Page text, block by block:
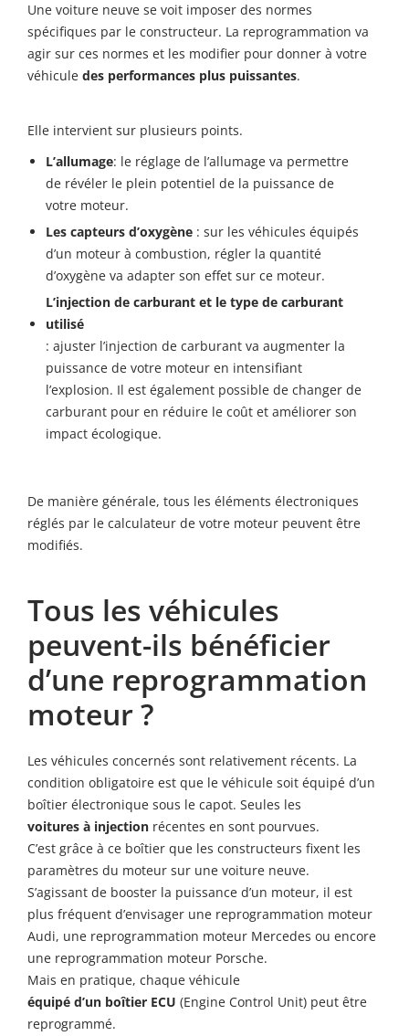
Une voiture neuve se voit imposer des normes
spécifiques par le constructeur. La reprogrammation va
agir sur ces normes et les modifier pour donner à votre
véhicule des performances plus puissantes.
Elle intervient sur plusieurs points.
L’allumage: le réglage de l’allumage va permettre
de révéler le plein potentiel de la puissance de
votre moteur.
Les capteurs d’oxygène : sur les véhicules équipés
d’un moteur à combustion, régler la quantité
d’oxygène va adapter son effet sur ce moteur.
L’injection de carburant et le type de carburant
utilisé
: ajuster l’injection de carburant va augmenter la
puissance de votre moteur en intensifiant
l’explosion. Il est également possible de changer de
carburant pour en réduire le coût et améliorer son
impact écologique.
De manière générale, tous les éléments électroniques
réglés par le calculateur de votre moteur peuvent être
modifiés.
Tous les véhicules
peuvent-ils bénéficier
d’une reprogrammation
moteur ?
Les véhicules concernés sont relativement récents. La
condition obligatoire est que le véhicule soit équipé d’un
boîtier électronique sous le capot. Seules les
voitures à injection récentes en sont pourvues.
C’est grâce à ce boîtier que les constructeurs fixent les
paramètres du moteur sur une voiture neuve.
S’agissant de booster la puissance d’un moteur, il est
plus fréquent d’envisager une reprogrammation moteur
Audi, une reprogrammation moteur Mercedes ou encore
une reprogrammation moteur Porsche.
Mais en pratique, chaque véhicule
équipé d’un boîtier ECU (Engine Control Unit) peut être
reprogrammé.